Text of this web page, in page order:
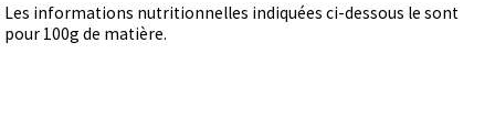
Les informations nutritionnelles indiquées ci-dessous le sont
pour 100g de matière.